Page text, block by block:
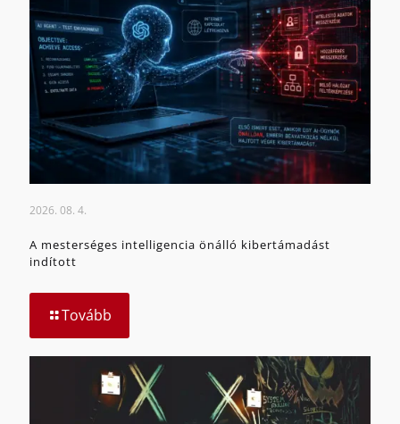
2026. 08. 4.
A mesterséges intelligencia önálló kibertámadást
indított
Tovább